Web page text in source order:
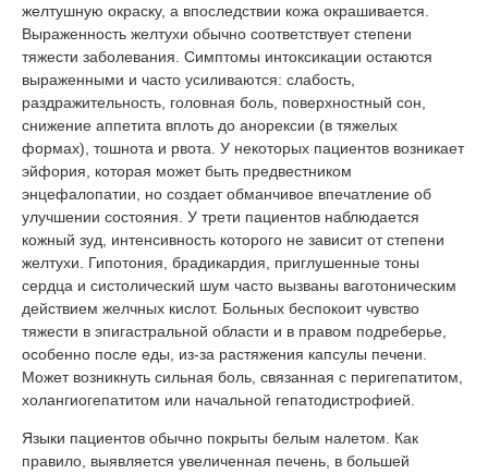
желтушную окраску, а впоследствии кожа окрашивается.
Выраженность желтухи обычно соответствует степени
тяжести заболевания. Симптомы интоксикации остаются
выраженными и часто усиливаются: слабость,
раздражительность, головная боль, поверхностный сон,
снижение аппетита вплоть до анорексии (в тяжелых
формах), тошнота и рвота. У некоторых пациентов возникает
эйфория, которая может быть предвестником
энцефалопатии, но создает обманчивое впечатление об
улучшении состояния. У трети пациентов наблюдается
кожный зуд, интенсивность которого не зависит от степени
желтухи. Гипотония, брадикардия, приглушенные тоны
сердца и систолический шум часто вызваны ваготоническим
действием желчных кислот. Больных беспокоит чувство
тяжести в эпигастральной области и в правом подреберье,
особенно после еды, из-за растяжения капсулы печени.
Может возникнуть сильная боль, связанная с перигепатитом,
холангиогепатитом или начальной гепатодистрофией.
Языки пациентов обычно покрыты белым налетом. Как
правило, выявляется увеличенная печень, в большей